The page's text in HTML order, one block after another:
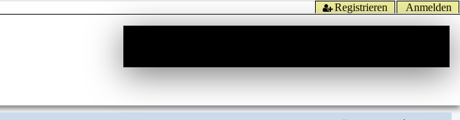
Anmelden
Registrieren